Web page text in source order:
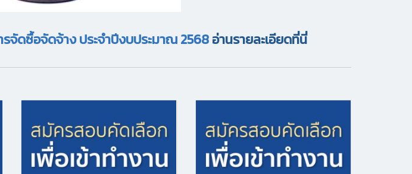
รจัดซื้อจัดจ้าง ประจำปีงบประมาณ 2568อ่านรายละเอียดที่นี่